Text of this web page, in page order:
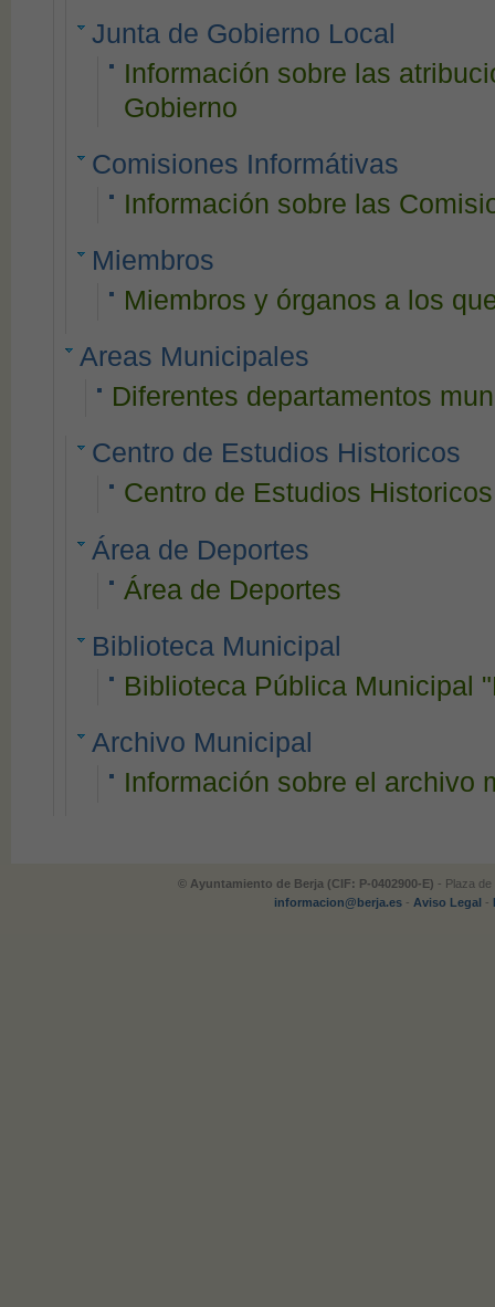
Junta de Gobierno Local
Información sobre las
Gobierno
Comisiones Informátivas
Información sobre las
Miembros
Miembros y órganos a los
Areas Municipales
Diferentes departamentos
Centro de Estudios Historicos
Centro de Estudios Historicos
Área de Deportes
Área de Deportes
Biblioteca Municipal
Biblioteca Pública Municipal
Archivo Municipal
Información sobre el archivo
© Ayuntamiento de Berja (CIF: P-0402900-E) - Plaza
informacion@berja.es - Aviso Legal -